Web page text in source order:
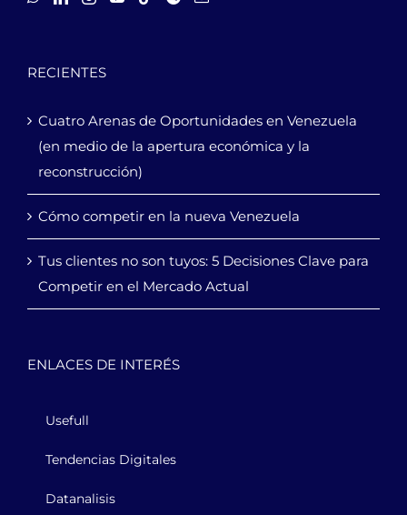
RECIENTES
Cuatro Arenas de Oportunidades en Venezuela
(en medio de la apertura económica y la
reconstrucción)
Cómo competir en la nueva Venezuela
Tus clientes no son tuyos: 5 Decisiones Clave para
Competir en el Mercado Actual
ENLACES DE INTERÉS
Usefull
Tendencias Digitales
Datanalisis